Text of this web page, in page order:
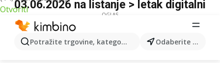
Otvoriti
Potražite trgovine, kategorije, proizvode... Odaberite grad
03.06.2026 na listanje > letak digitalni
OGLAS